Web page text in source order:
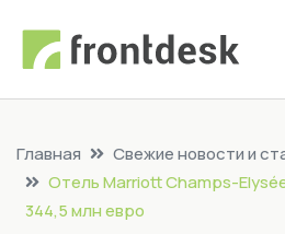
Главная
Свежие новости и
Отель Marriott Champs-
344,5 млн евро